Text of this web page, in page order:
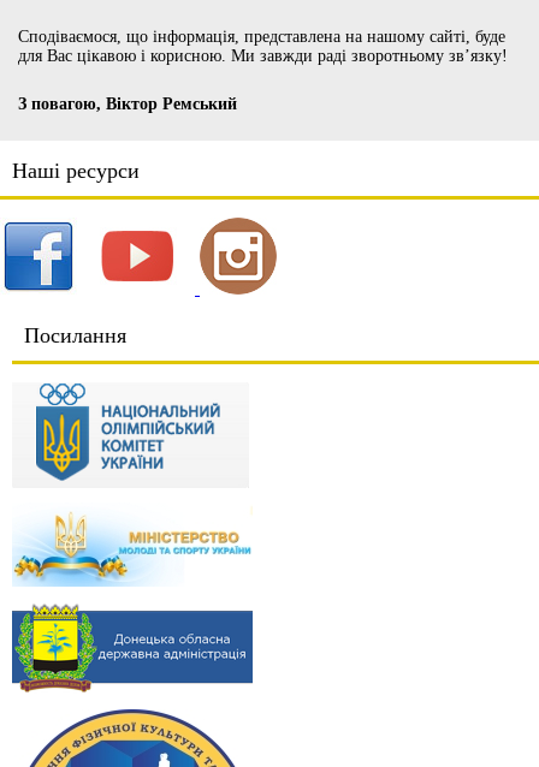
Сподіваємося, що інформація, представлена на нашому сайті, буде
для Вас цікавою і корисною. Ми завжди раді зворотньому зв’язку!
З повагою, Віктор Ремський
Наші ресурси
Посилання